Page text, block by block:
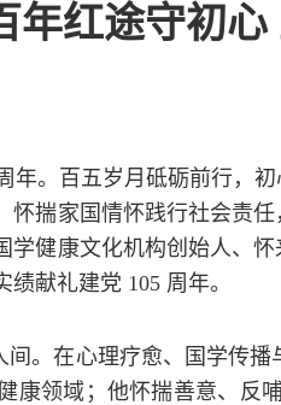
年红途守初
年。百五岁月砥砺前行，
怀揣家国情怀践行社会责
学健康文化机构创始人、
献礼建党 105 周年。
。在心理疗愈、国学传
康领域；他怀揣善意、反